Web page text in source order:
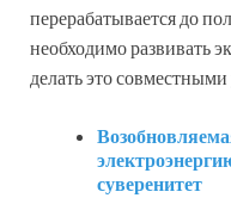
перерабатывается до
необходимо развивать
делать это
суверенитет